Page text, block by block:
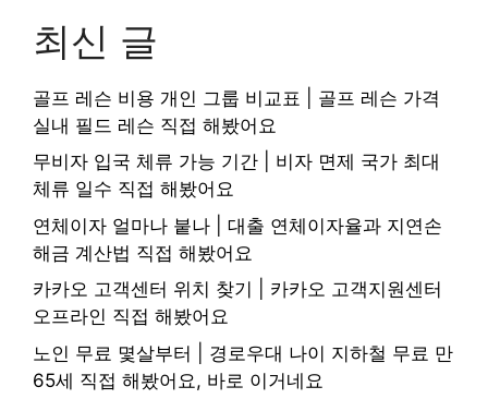
최신 글
골프 레슨 비용 개인 그룹 비교표 | 골프 레슨 가격
실내 필드 레슨 직접 해봤어요
무비자 입국 체류 가능 기간 | 비자 면제 국가 최대
체류 일수 직접 해봤어요
연체이자 얼마나 붙나 | 대출 연체이자율과 지연손
해금 계산법 직접 해봤어요
카카오 고객센터 위치 찾기 | 카카오 고객지원센터
오프라인 직접 해봤어요
노인 무료 몇살부터 | 경로우대 나이 지하철 무료 만
65세 직접 해봤어요, 바로 이거네요